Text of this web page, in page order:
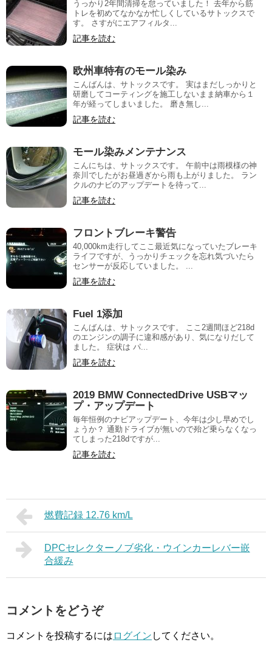
うっかり2年間清掃を怠っていました！ 去年から筋
トレを初めてなかなか忙しくしているサトックスで
す。 さすがにエアフィルタ...
記事を読む
欧州車特有のモール染み
こんばんは、サトックスです。 実はまだしっかりと
研磨してコーティングを施工しないまま納車から１
年が経ってしまいました。 磨き無し...
記事を読む
モール染みメンテナンス
こんにちは、サトックスです。 午前中は雨模様の神
奈川でしたがお昼過ぎから雨も上がりました。 ラン
クルのナビのアップデートを待って...
記事を読む
フロントブレーキ警告
40,000km走行してここ最近気になっていたブレーキ
ライフですが、うっかりチェックを忘れ気づいたら
センサーが反応していました。 ...
記事を読む
Fuel 1添加
こんばんは、サトックスです。 ここ2週間ほど218d
のエンジンの調子に違和感があり、気になりだして
ました。 症状は パ...
記事を読む
2019 BMW ConnectedDrive USBマッ
プ・アップデート
毎年恒例のナビアップデート、今年は少し早めでし
ょうか？ 通勤ドライブが無いので殆ど乗らなくなっ
てしまった218dですが...
記事を読む
燃費記録 12.76 km/L
DPCセレクターノブ劣化・ウインカーレバー嵌
合緩み
コメントをどうぞ
コメントを投稿するには ログイン してください。